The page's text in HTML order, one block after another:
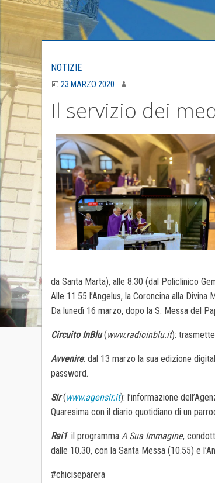
NOTIZIE
23 MARZO 2020
Il servizio dei
da Santa Marta), alle 8.30 (dal Policlinico
Alle 11.55 l’Angelus, la Coroncina alla
Da lunedì 16 marzo, dopo la S. Messa del
Circuito InBlu(www.radioinblu.it):
Avvenire: dal 13 marzo la sua edizione
password.
Sir(www.agensir.it): l’informazione
Quaresima con il diario quotidiano di un
Rai1: il programma A Sua Immagine,
dalle 10.30, con la Santa Messa (10.55) e
#chiciseparera